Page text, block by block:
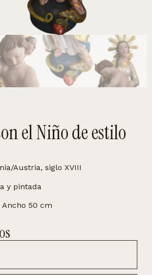
el Niño de estilo
Austria, siglo XVIII
y pintada
50 cm